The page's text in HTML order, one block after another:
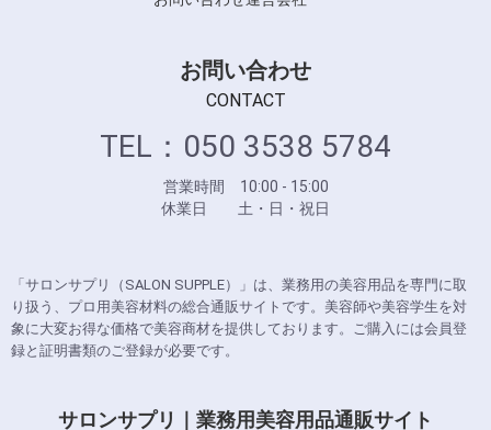
お問い合わせ
CONTACT
TEL：050 3538 5784
営業時間 10:00 - 15:00
休業日 土・日・祝日
「サロンサプリ（SALON SUPPLE）」は、業務用の美容用品を専門に取
り扱う、プロ用美容材料の総合通販サイトです。美容師や美容学生を対
象に大変お得な価格で美容商材を提供しております。ご購入には会員登
録と証明書類のご登録が必要です。
サロンサプリ｜業務用美容用品通販サイト